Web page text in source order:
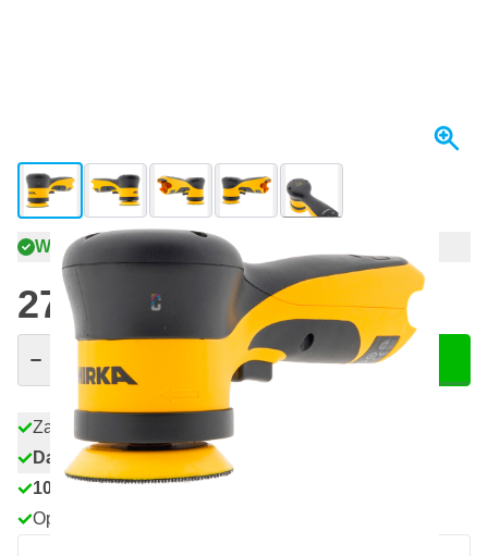
View larger imageView larger imageView larger imageView larger image
W magazynie
2794, zł
Dodaj do koszyka
Zamów przed 23:59,
Darmowa dostawaod 435,- zł
100 dnina zwrot i wymianę
Opinie klientów: